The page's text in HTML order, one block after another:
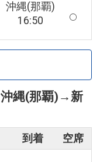
沖縄(那覇)
16:50
沖縄(那覇) →新
到着 空席